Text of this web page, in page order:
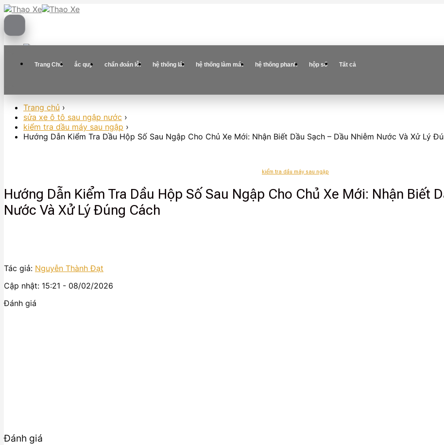
Skip
to
Trang Chủ ắc quy chẩn đoán lỗi hệ thống lái hệ thống làm mát hệ thống phanh hộp số Tất cả
Trang chủ ›
sửa xe ô tô sau ngập nước ›
kiểm tra dầu máy sau ngập ›
Hướng Dẫn Kiểm Tra Dầu Hộp Số Sau Ngập Cho Chủ Xe Mới: Nhận Biết Dầu Sạch – Dầu Nhiễm Nước Và Xử Lý
kiểm tra dầu máy sau ngập
Hướng Dẫn Kiểm Tra Dầu Hộp Số Sau Ngập Cho Chủ Xe Mới: Nhận Biết
Nước Và Xử Lý Đúng Cách
Tác giả: Nguyễn Thành Đạt
Cập nhật: 15:21 - 08/02/2026
Đánh giá
Đánh giá